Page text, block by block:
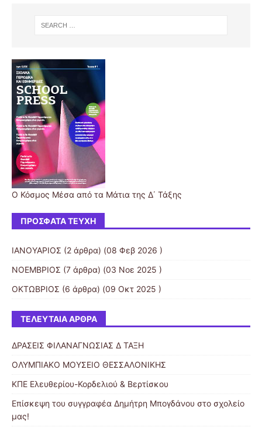
Ο Κόσμος Μέσα από τα Μάτια της Δ΄ Τάξης
ΠΡΌΣΦΑΤΑ ΤΕΎΧΗ
ΙΑΝΟΥΑΡΙΟΣ (2 άρθρα) (08 Φεβ 2026 )
ΝΟΕΜΒΡΙΟΣ (7 άρθρα) (03 Νοε 2025 )
ΟΚΤΩΒΡΙΟΣ (6 άρθρα) (09 Οκτ 2025 )
ΤΕΛΕΥΤΑΊΑ ΆΡΘΡΑ
ΔΡΑΣΕΙΣ ΦΙΛΑΝΑΓΝΩΣΙΑΣ Δ ΤΑΞΗ
ΟΛΥΜΠΙΑΚΟ ΜΟΥΣΕΙΟ ΘΕΣΣΑΛΟΝΙΚΗΣ
ΚΠΕ Ελευθερίου-Κορδελιού & Βερτίσκου
Επίσκεψη του συγγραφέα Δημήτρη Μπογδάνου στο σχολείο
μας!